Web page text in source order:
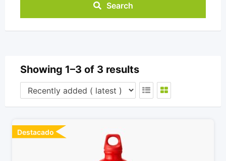
Search
Showing 1–3 of 3 results
Destacado